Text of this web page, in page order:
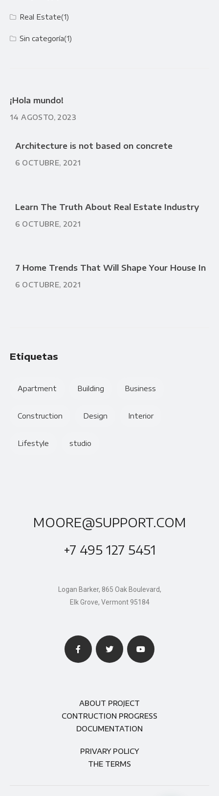
Real Estate(1)
Sin categoría(1)
¡Hola mundo!
14 AGOSTO, 2023
Architecture is not based on concrete
6 OCTUBRE, 2021
Learn The Truth About Real Estate Industry
6 OCTUBRE, 2021
7 Home Trends That Will Shape Your House In
6 OCTUBRE, 2021
Etiquetas
Apartment Building Business
Construction Design Interior
Lifestyle studio
MOORE@SUPPORT.COM
+7 495 127 5451
Logan Barker, 865 Oak Boulevard,
Elk Grove, Vermont 95184
ABOUT PROJECT
CONTRUCTION PROGRESS
DOCUMENTATION
PRIVARY POLICY
THE TERMS